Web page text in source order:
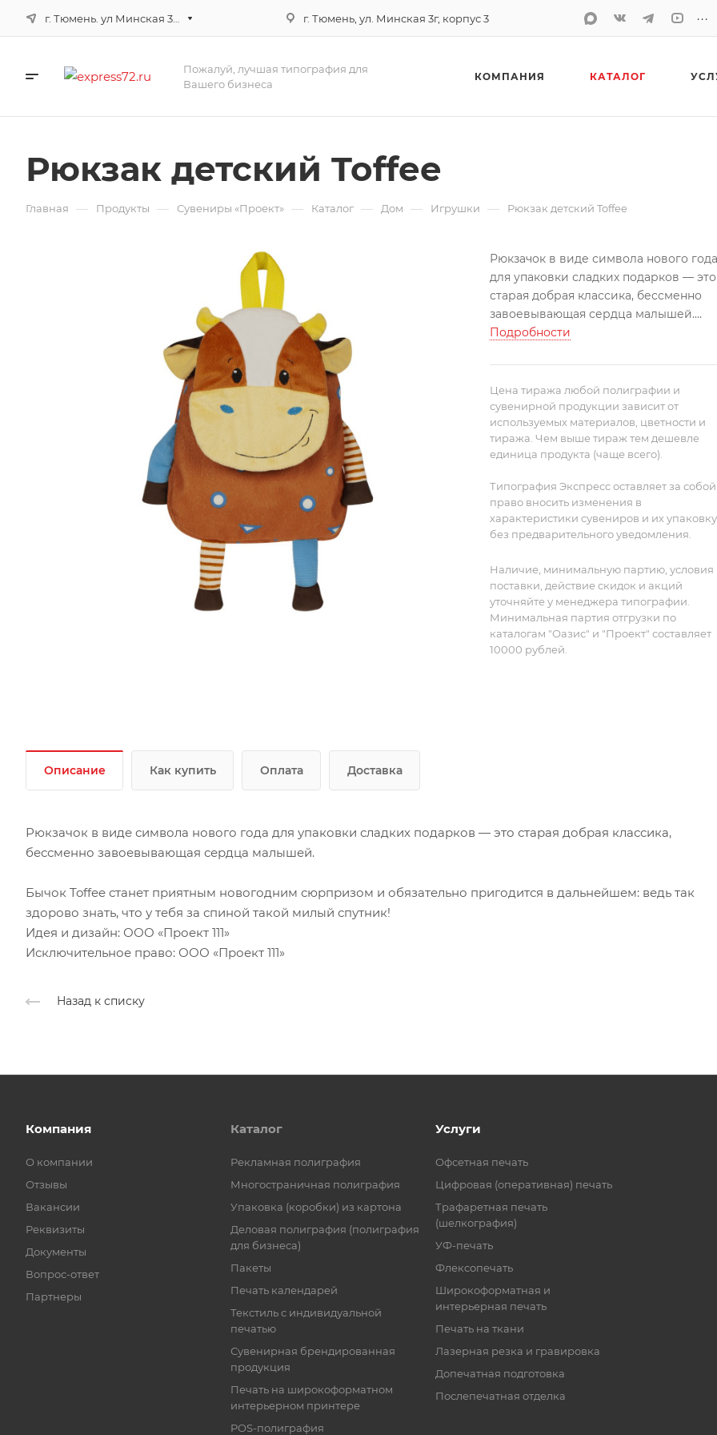
г. Тюмень, ул. Минская 3г, корпус 3 ...
Пожалуй, лучшая типография для
Вашего бизнеса
КОМПАНИЯ КАТАЛОГ
Рюкзак детский Toffee
Главная — Продукты — Сувениры «Проект» — Каталог — Дом — Игрушки — Рюкзак детский Toffee
Рюкзачок в виде символа нового года
для упаковки сладких подарков — это
старая добрая классика, бессменно
завоевывающая сердца малышей.
новогодним сюрпризом и
пригодится в дальнейшем: ведь так
здорово знать, что у тебя за спиной
такой милый спутник!
Идея и дизайн: ООО «Проект 111»
Исключительное право: ООО «Проект
111»
Подробности
Цена тиража любой полиграфии и
сувенирной продукции зависит от
используемых материалов, цветности и
тиража. Чем выше тираж тем дешевле
единица продукта (чаще всего).
Типография Экспресс оставляет за собой
право вносить изменения в
характеристики сувениров и их упаковку
без предварительного уведомления.
Наличие, минимальную партию, условия
поставки, действие скидок и акций
уточняйте у менеджера типографии.
Минимальная партия отгрузки по
каталогам "Оазис" и "Проект" составляет
10000 рублей.
Описание Как купить Оплата Доставка
Рюкзачок в виде символа нового года для упаковки сладких подарков — это старая добрая классика,
бессменно завоевывающая сердца малышей.
Бычок Toffee станет приятным новогодним сюрпризом и обязательно пригодится в дальнейшем: ведь так
здорово знать, что у тебя за спиной такой милый спутник!
Идея и дизайн: ООО «Проект 111»
Исключительное право: ООО «Проект 111»
Назад к списку
Компания
О компании
Отзывы
Вакансии
Реквизиты
Документы
Вопрос-ответ
Партнеры
Каталог
Рекламная полиграфия
Многостраничная полиграфия
Упаковка (коробки) из картона
Деловая полиграфия (полиграфия
для бизнеса)
Пакеты
Печать календарей
Текстиль с индивидуальной
печатью
Сувенирная брендированная
продукция
Печать на широкоформатном
интерьерном принтере
POS-полиграфия
Услуги
Офсетная печать
Цифровая (оперативная) печать
Трафаретная печать
(шелкография)
УФ-печать
Флексопечать
Широкоформатная и
интерьерная печать
Печать на ткани
Лазерная резка и гравировка
Допечатная подготовка
Послепечатная отделка